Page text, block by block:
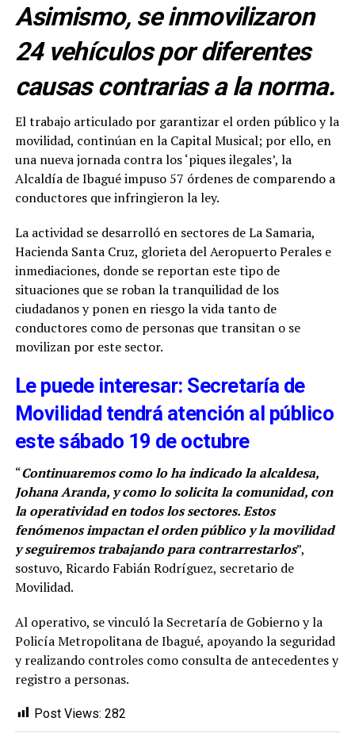
Asimismo, se inmovilizaron
24 vehículos por diferentes
causas contrarias a la norma.
El trabajo articulado por garantizar el orden público y la
movilidad, continúan en la Capital Musical; por ello, en
una nueva jornada contra los ‘piques ilegales’, la
Alcaldía de Ibagué impuso 57 órdenes de comparendo a
conductores que infringieron la ley.
La actividad se desarrolló en sectores de La Samaria,
Hacienda Santa Cruz, glorieta del Aeropuerto Perales e
inmediaciones, donde se reportan este tipo de
situaciones que se roban la tranquilidad de los
ciudadanos y ponen en riesgo la vida tanto de
conductores como de personas que transitan o se
movilizan por este sector.
Le puede interesar: Secretaría de
Movilidad tendrá atención al público
este sábado 19 de octubre
“Continuaremos como lo ha indicado la alcaldesa,
Johana Aranda, y como lo solicita la comunidad, con
la operatividad en todos los sectores. Estos
fenómenos impactan el orden público y la movilidad
y seguiremos trabajando para contrarrestarlos”,
sostuvo, Ricardo Fabián Rodríguez, secretario de
Movilidad.
Al operativo, se vinculó la Secretaría de Gobierno y la
Policía Metropolitana de Ibagué, apoyando la seguridad
y realizando controles como consulta de antecedentes y
registro a personas.
Post Views: 282